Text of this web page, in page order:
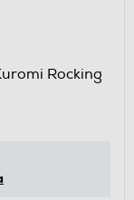
Rocking